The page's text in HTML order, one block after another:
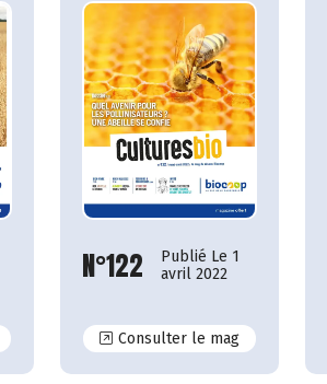
N°122
Publié Le 1
avril 2022
Consulter le magN°122